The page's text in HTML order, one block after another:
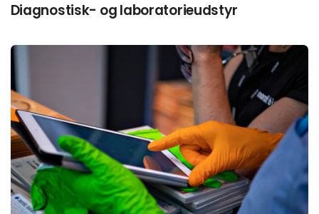
Diagnostisk- og laboratorieudstyr